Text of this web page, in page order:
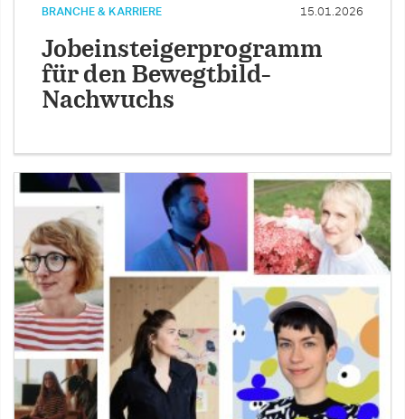
BRANCHE & KARRIERE 15.01.2026
Jobeinsteigerprogramm
für den Bewegtbild-
Nachwuchs